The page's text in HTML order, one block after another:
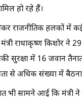
हो रहे हैं।
राजनीतिक हलकों
राधाकृष्ण किशोर ने
सुरक्षा में 16 जवान
से अधिक संख्या में बैठना
भी सामने आई कि मंत्री